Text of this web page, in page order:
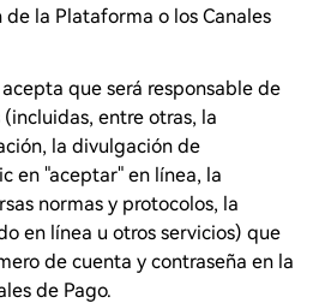
la Plataforma o los Canales
que será responsable de
entre otras, la
la divulgación de
en "aceptar" en línea, la
normas y protocolos, la
en línea u otros servicios) que
de cuenta y contraseña en la
de Pago.